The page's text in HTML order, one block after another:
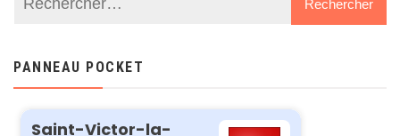
PANNEAU POCKET